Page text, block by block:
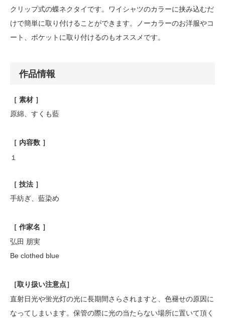
クリップ式の蝶ネクタイです。ワイシャツのカラーに挟み込むだ
けで簡単に取り付けることができます。ノーカラーのお洋服やコ
ート、ポケットに取り付けるのもオススメです。
作品情報
［ 素材 ］
原綿、すくも藍
［ 内容数 ］
１
［ 技法 ］
手紡ぎ、藍染め
［ 作家名 ］
弘田 朋実
Be clothed blue
［取り扱い注意点］
直射日光や蛍光灯の光に長期間さらされますと、色褪せの原因に
なってしまいます。保管の際に光の当たらない場所に置いて頂く